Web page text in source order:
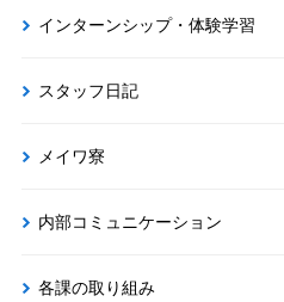
インターンシップ・体験学習
スタッフ日記
メイワ寮
内部コミュニケーション
各課の取り組み